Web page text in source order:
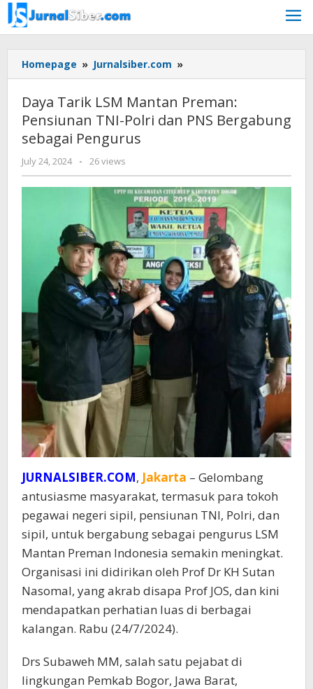
Skip
to
content
Homepage » Jurnalsiber.com »
Tarik
Mantan
Preman:
dan
PNS
Bergabung
sebagai
Pengurus
Daya Tarik LSM Mantan Preman:
Pensiunan TNI-Polri dan PNS Bergabung
sebagai Pengurus
July 24, 2024
by
Jurnalsiber
- 26 views
JURNALSIBER.COM, Jakarta – Gelombang
antusiasme masyarakat, termasuk para tokoh
pegawai negeri sipil, pensiunan TNI, Polri, dan
sipil, untuk bergabung sebagai pengurus LSM
Mantan Preman Indonesia semakin meningkat.
Organisasi ini didirikan oleh Prof Dr KH Sutan
Nasomal, yang akrab disapa Prof JOS, dan kini
mendapatkan perhatian luas di berbagai
kalangan. Rabu (24/7/2024).
Drs Subaweh MM, salah satu pejabat di
lingkungan Pemkab Bogor, Jawa Barat,